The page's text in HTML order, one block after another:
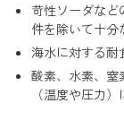
苛性ソーダなど
件を除いて十分
海水に対する耐
酸素、水素、窒
（温度や圧力